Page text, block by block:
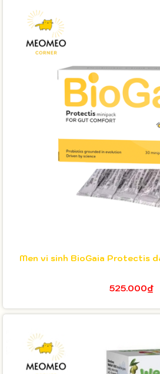
Men vi sinh BioGaia Protectis
525.000₫